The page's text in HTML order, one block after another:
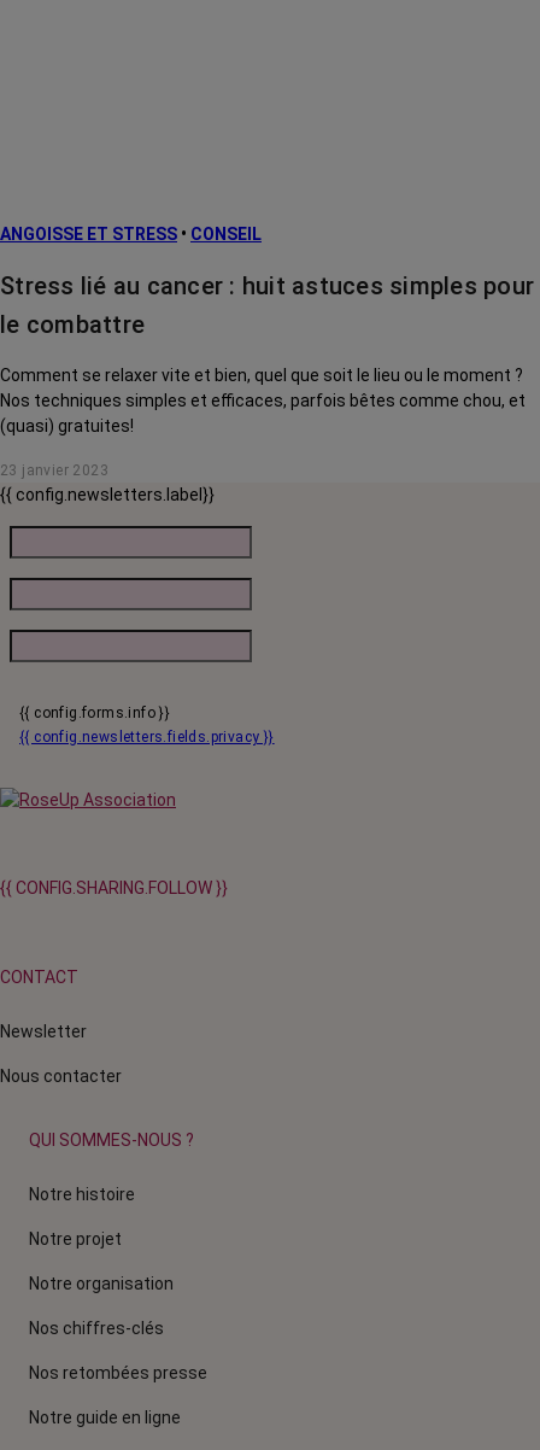
ANGOISSE ET STRESS • CONSEIL
Stress lié au cancer : huit astuces simples pour
le combattre
Comment se relaxer vite et bien, quel que soit le lieu ou le moment ?
Nos techniques simples et efficaces, parfois bêtes comme chou, et
(quasi) gratuites!
23 janvier 2023
{{ config.newsletters.label}}
{{ config.forms.info }}
{{ config.newsletters.fields.privacy }}
{{ CONFIG.SHARING.FOLLOW }}
CONTACT
Newsletter
Nous contacter
QUI SOMMES-NOUS ?
Notre histoire
Notre projet
Notre organisation
Nos chiffres-clés
Nos retombées presse
Notre guide en ligne